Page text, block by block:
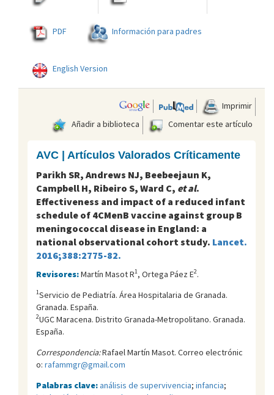
PDF Información para padres
English Version
Imprimir
Añadir a biblioteca
Comentar este artículo
AVC | Artículos Valorados Críticamente
Parikh SR, Andrews NJ, Beebeejaun K,
Campbell H, Ribeiro S, Ward C, et al.
Effectiveness and impact of a reduced infant
schedule of 4CMenB vaccine against group B
meningococcal disease in England: a
national observational cohort study. Lancet.
2016;388:2775-82.
Revisores:Martín Masot R1, Ortega Páez E2.
1Servicio de Pediatría. Área Hospitalaria de Granada.
Granada. España.
2UGC Maracena. Distrito Granada-Metropolitano. Granada.
España.
Correspondencia:Rafael Martín Masot. Correo electrónic
o: rafammgr@gmail.com
Palabras clave:análisis de supervivencia; infancia;